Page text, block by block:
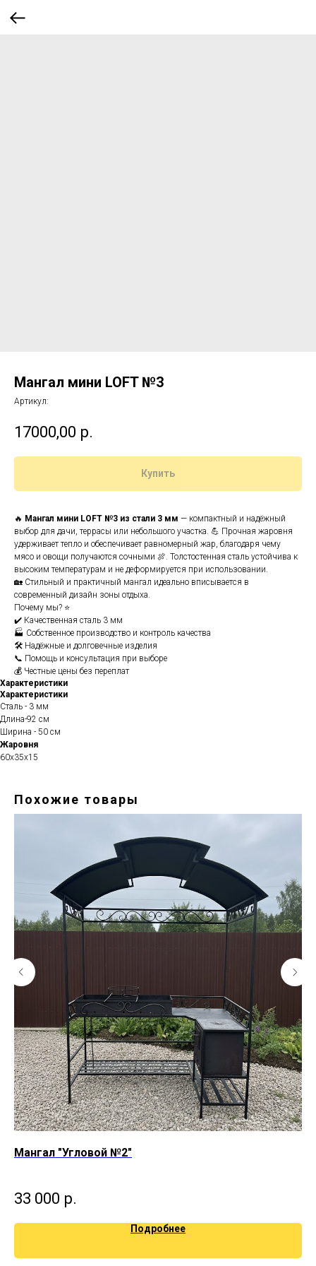
Мангал мини LOFT №3
Артикул:
17000,00 р.
Купить
🔥 Мангал мини LOFT №3 из стали 3 мм — компактный и надёжный
выбор для дачи, террасы или небольшого участка. 💪 Прочная жаровня
удерживает тепло и обеспечивает равномерный жар, благодаря чему
мясо и овощи получаются сочными 🍖. Толстостенная сталь устойчива к
высоким температурам и не деформируется при использовании.
🏡 Стильный и практичный мангал идеально вписывается в
современный дизайн зоны отдыха.
Почему мы? ⭐
✔️ Качественная сталь 3 мм
🏭 Собственное производство и контроль качества
🛠️ Надёжные и долговечные изделия
📞 Помощь и консультация при выборе
💰 Честные цены без переплат
Характеристики
Характеристики
Сталь - 3 мм
Длина-92 см
Ширина - 50 см
Жаровня
60х35х15
Похожие товары
Мангал "Угловой №2"
33 000 р.
Подробнее